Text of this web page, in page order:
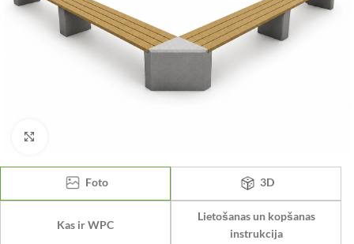
Foto 3D
Kas ir WPC
Lietošanas un kopšanas
instrukcija